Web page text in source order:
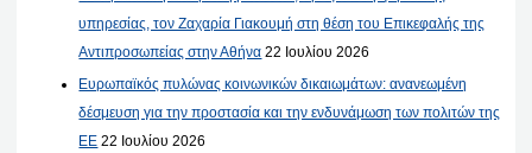
υπηρεσίας, τον Ζαχαρία Γιακουμή στη θέση του Επικεφαλής της
Αντιπροσωπείας στην Αθήνα 22 Ιουλίου 2026
Ευρωπαϊκός πυλώνας κοινωνικών δικαιωμάτων: ανανεωμένη
δέσμευση για την προστασία και την ενδυνάμωση των πολιτών της
ΕΕ 22 Ιουλίου 2026